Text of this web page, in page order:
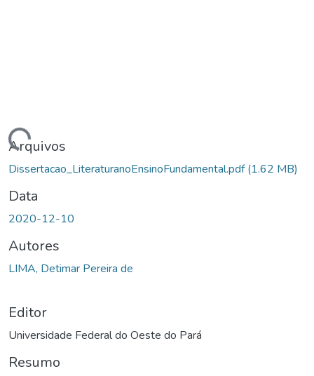
Arquivos
Dissertacao_LiteraturanoEnsinoFundamental.pdf(1.62 MB)
Data
2020-12-10
Autores
LIMA, Detimar Pereira de
Editor
Universidade Federal do Oeste do Pará
Resumo